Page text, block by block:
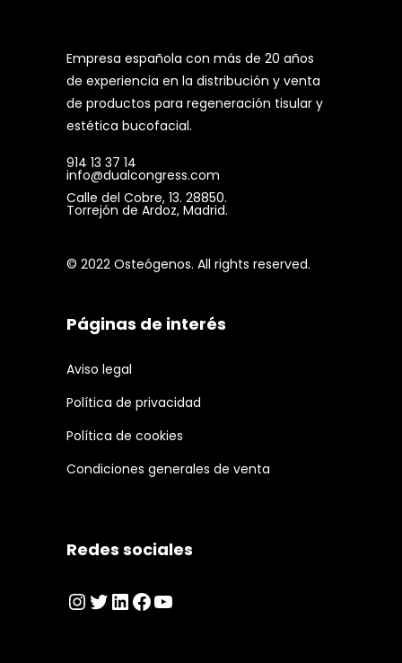
Empresa española con más de 20 años
de experiencia en la distribución y venta
de productos para regeneración tisular y
estética bucofacial.
914 13 37 14
info@dualcongress.com
Calle del Cobre, 13. 28850.
Torrejón de Ardoz, Madrid.
© 2022 Osteógenos. All rights reserved.
Páginas de interés
Aviso legal
Política de privacidad
Política de cookies
Condiciones generales de venta
Redes sociales
Instagram
Twitter
LinkedIn
Facebook
YouTube